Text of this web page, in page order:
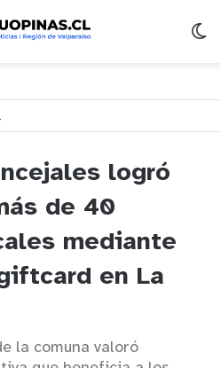
logró
de 40
mediante
en La
la comuna valoró